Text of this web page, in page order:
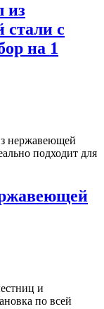
из
с
на 1